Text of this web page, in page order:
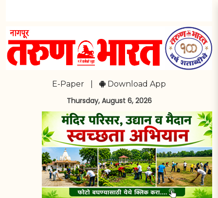
E-Paper Download App
Thursday, August 6, 2026